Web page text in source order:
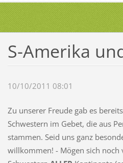
S-Amerika
10/10/2011 08:01
Zu unserer Freude gab es
Schwestern im Gebet, die aus
stammen. Seid uns ganz
willkommen! - Mögen sich